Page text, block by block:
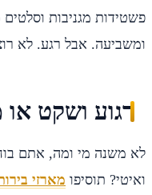
פשטידות מגניבות
ומשביעה. אבל רגע. לא
רגוע ושקט או
לא משנה מי ומה, אתם
ואיטי? תוסיפו מארזי